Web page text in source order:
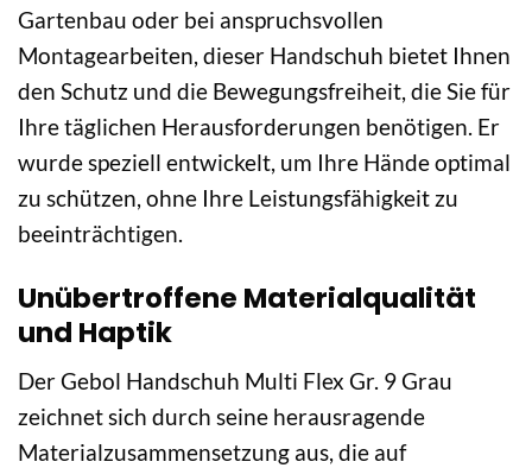
Gartenbau oder bei anspruchsvollen
Montagearbeiten, dieser Handschuh bietet Ihnen
den Schutz und die Bewegungsfreiheit, die Sie für
Ihre täglichen Herausforderungen benötigen. Er
wurde speziell entwickelt, um Ihre Hände optimal
zu schützen, ohne Ihre Leistungsfähigkeit zu
beeinträchtigen.
Unübertroffene Materialqualität
und Haptik
Der Gebol Handschuh Multi Flex Gr. 9 Grau
zeichnet sich durch seine herausragende
Materialzusammensetzung aus, die auf